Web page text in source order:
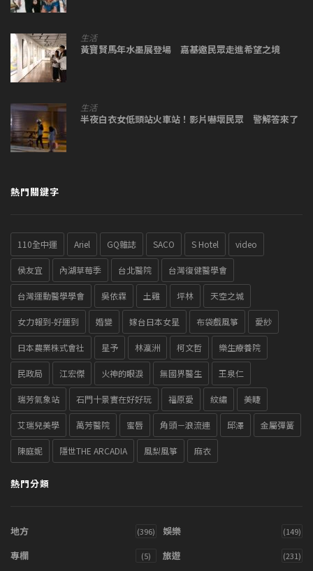
生活
黃寶賢馬年水墨展登場 嘉基邀民眾走進希望之境
生活
半夜白衣女低頭站火車站！影片嚇壞民眾 警解答來了
熱門關鍵字
110全中運 Ariel GQ雜誌 SACO S Hotel video
侯友宜 內湖草莓季 台北醫院 台灣復健醫學會
台灣運動醫學學會 吳依霖 土雞 坪林 天空之城
女力報到-好運到 婚變 嫁台日本女星 布袋戲風箏 愛紗
日本農業株式會社 星予 林瀛洲 柯文哲 樂生療養院
民政局 江宏傑 火神的眼淚 無國界醫生 王泉仁
瑞芳氣象站 石門十景實在好好玩 福原愛 紋繡 美睫
艾瑞兒美學 萬芳醫院 蜜唇 角頭－浪流連 邱澤 金屬彈簧
陳庭妮 隱世THE ARCADIA 風梨風箏 麻衣
熱門分類
地方 (396) 娛樂 (149)
專欄 (5) 旅遊 (231)